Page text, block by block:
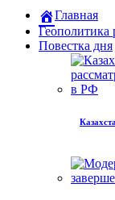
Главная
Геополитика
Повестка дня